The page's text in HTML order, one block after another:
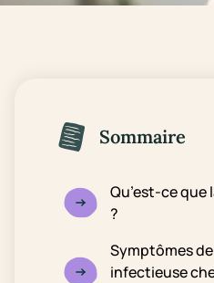
Sommaire
Qu’est-ce que
?
Symptômes
infectieuse